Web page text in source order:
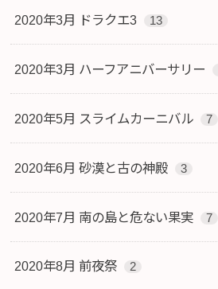
2020年3月 ドラクエ3 13
2020年3月 ハーフアニバーサリー
2020年5月 スライムカーニバル 7
2020年6月 砂漠と古の神殿 3
2020年7月 南の島と危ない果実 7
2020年8月 前夜祭 2